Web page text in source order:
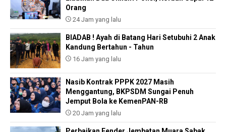
Orang
24 Jam yang lalu
BIADAB ! Ayah di Batang Hari Setubuhi 2 Anak
Kandung Bertahun - Tahun
16 Jam yang lalu
Nasib Kontrak PPPK 2027 Masih
Menggantung, BKPSDM Sungai Penuh
Jemput Bola ke KemenPAN-RB
20 Jam yang lalu